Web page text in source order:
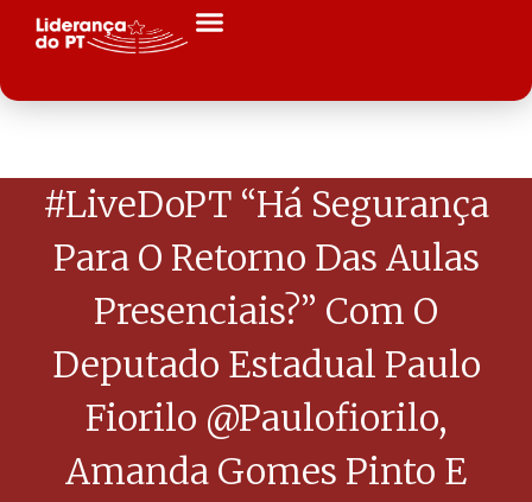
#LiveDoPT “Há Segurança
Para O Retorno Das Aulas
Presenciais?” Com O
Deputado Estadual Paulo
Fiorilo @paulofiorilo,
Amanda Gomes Pinto E